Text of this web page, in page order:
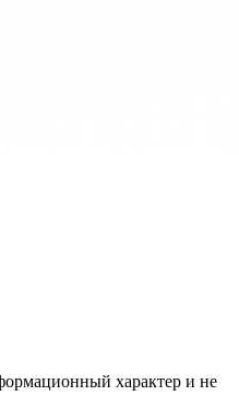
характер и не